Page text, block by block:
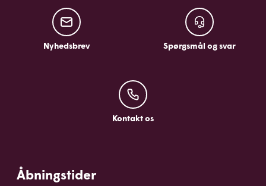
Nyhedsbrev
Nyhedsbrev
Spørgsmål og
Spørgsmål og svar
Kontakt os
Kontakt os
Åbningstider